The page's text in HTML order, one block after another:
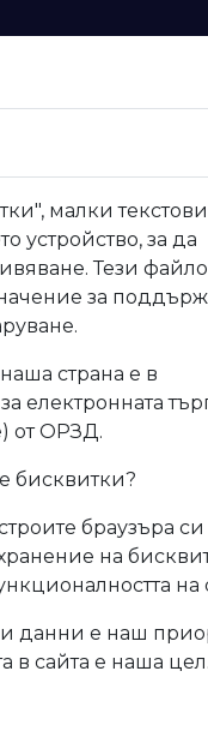
малки текстови
устройство, за да
Тези
за
страна е в
електронната
от ОРЗД.
бисквитки?
браузъра
на
на
данни е наш
в сайта е наша цел.
F016
Описание
Арт. No:
плот